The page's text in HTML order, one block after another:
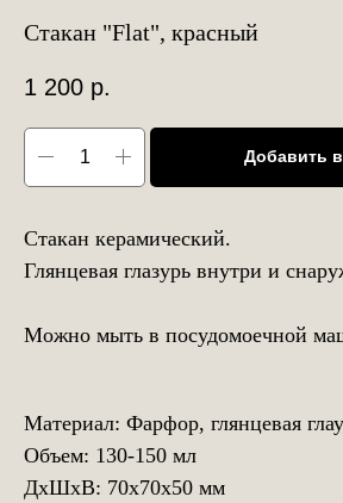
Стакан "Flat", красный
1 200 р.
Добавить
Стакан керамический.
Глянцевая глазурь внутри и
Можно мыть в посудомоечной
Материал: Фарфор, глянцевая
Объем: 130-150 мл
ДxШxВ: 70x70x50 мм